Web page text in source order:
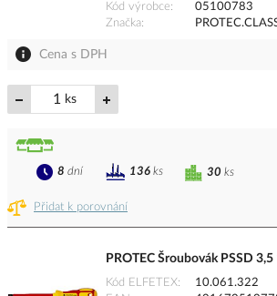
Kód výrobce
05100783
Značka
Cena s DPH
ks
Přidat k porovnání
30 ks
8 dní 136 ks
PROTEC Šroubovák PSSD
Kód ELFETEX
10.061.322